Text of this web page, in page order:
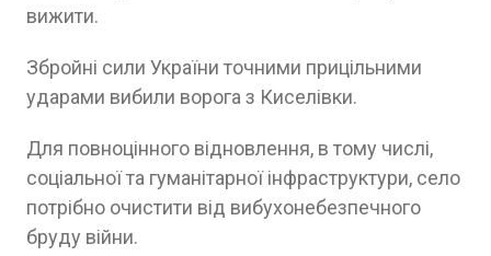
вижити.
Збройні сили України точними прицільними
ударами вибили ворога з Киселівки.
Для повноцінного відновлення, в тому числі,
соціальної та гуманітарної інфраструктури, село
потрібно очистити від вибухонебезпечного
бруду війни.